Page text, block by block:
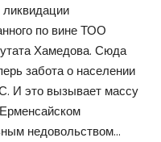
по вине ТОО
Хамедова. Сюда
забота о населении
И это вызывает массу
недовольством…